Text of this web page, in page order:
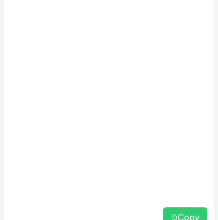
Copy